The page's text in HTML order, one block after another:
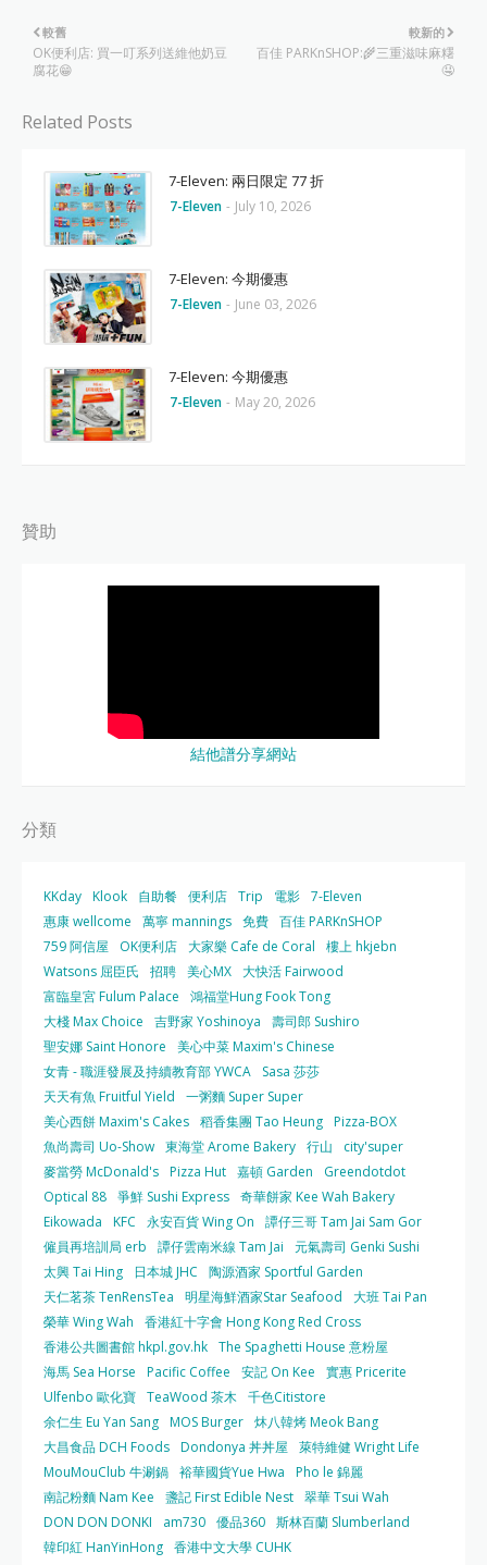
較新的
百佳 PARKnSHOP:🌾三重滋味麻糬
🤤
較舊
OK便利店: 買一叮系列送維他奶豆
腐花😁
Related Posts
7-Eleven: 兩日限定 77 折
7-Eleven - July 10, 2026
7-Eleven: 今期優惠
7-Eleven - June 03, 2026
7-Eleven: 今期優惠
7-Eleven - May 20, 2026
贊助
結他譜分享網站
分類
KKday Klook 自助餐 便利店 Trip 電影 7-Eleven
惠康 wellcome
萬寧 mannings 免費 百佳 PARKnSHOP
759 阿信屋
OK便利店 大家樂 Cafe de Coral
樓上 hkjebn
Watsons 屈臣氏
招聘 美心MX 大快活 Fairwood
富臨皇宮 Fulum Palace
鴻福堂Hung Fook Tong
大棧 Max Choice
吉野家 Yoshinoya
壽司郎 Sushiro
聖安娜 Saint Honore
美心中菜 Maxim's Chinese
女青 - 職涯發展及持續教育部 YWCA
Sasa 莎莎
天天有魚 Fruitful Yield
一粥麵 Super Super
美心西餅 Maxim's Cakes 稻香集團 Tao Heung Pizza-BOX
魚尚壽司 Uo-Show 東海堂 Arome Bakery 行山
city'super
麥當勞 McDonald's Pizza Hut 嘉頓 Garden
Greendotdot
Optical 88 爭鮮 Sushi Express 奇華餅家 Kee Wah Bakery
Eikowada
KFC 永安百貨 Wing On
譚仔三哥 Tam Jai Sam Gor
僱員再培訓局 erb
譚仔雲南米線 Tam Jai
元氣壽司 Genki Sushi
太興 Tai Hing
日本城 JHC
陶源酒家 Sportful Garden
天仁茗茶 TenRensTea
明星海鮮酒家Star Seafood
大班 Tai Pan
榮華 Wing Wah
香港紅十字會 Hong Kong Red Cross
香港公共圖書館 hkpl.gov.hk The Spaghetti House 意粉屋
海馬 Sea Horse
Pacific Coffee 安記 On Kee
實惠 Pricerite
Ulfenbo 歐化寶 TeaWood 茶木 千色Citistore
余仁生 Eu Yan Sang MOS Burger 炑八韓烤 Meok Bang
大昌食品 DCH Foods Dondonya 丼丼屋
萊特維健 Wright Life
MouMouClub 牛涮鍋 裕華國貨Yue Hwa
Pho le 錦麗
南記粉麵 Nam Kee
盞記 First Edible Nest 翠華 Tsui Wah
DON DON DONKI
am730 優品360 斯林百蘭 Slumberland
韓印紅 HanYinHong 香港中文大學 CUHK